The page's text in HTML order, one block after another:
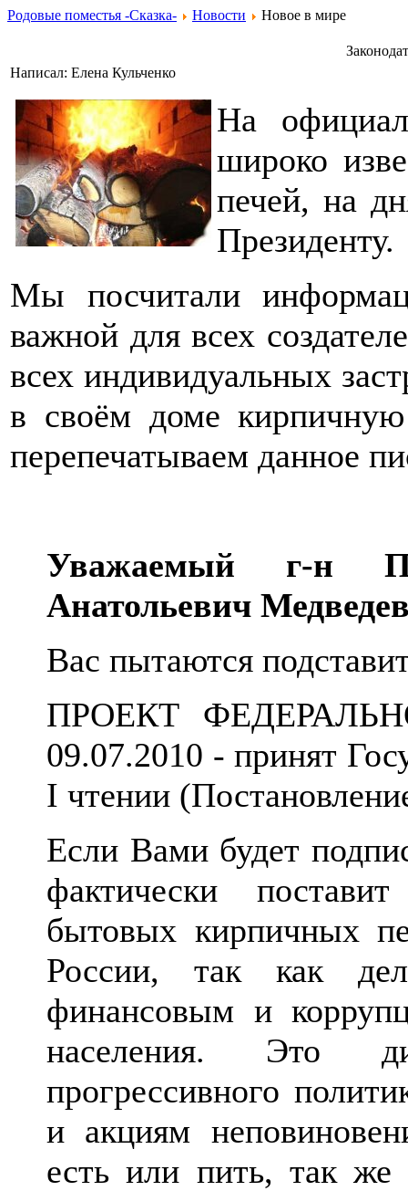
Родовые поместья -Сказка- Новости Новое в мире
Написал: Елена Кульченко
На
широко
печей, на
Президенту.
Мы посчитали
важной для всех
всех индивидуальных
в своём доме
перепечатываем данное
Уважаемый г-н
Анатольевич
Вас пытаются
ПРОЕКТ
09.07.2010 - принят
I чтении
Если Вами будет
фактически
бытовых кирпичных
России, так как
финансовым и
населения. Это
прогрессивного
и акциям
есть или пить, так